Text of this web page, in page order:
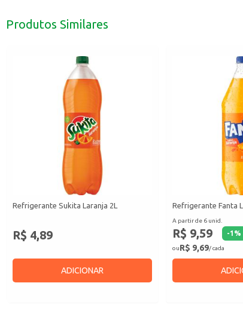
Produtos Similares
Refrigerante Sukita Laranja 2L
R$ 4,89
ADICIONAR
Refrigerante Fanta
A partir de 6 unid.
R$ 9,59 -1 %
ouR$ 9,69/ cada